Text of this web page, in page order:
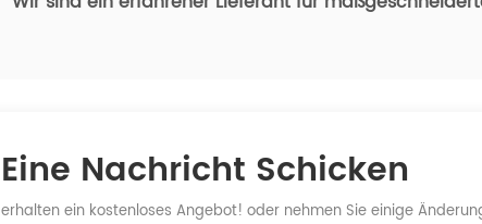
Eine Nachricht Schicken
erhalten ein kostenloses Angebot! oder nehmen Sie einige